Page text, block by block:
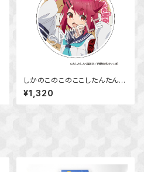
しかのこのこのここしたんたん
アクリルコースター 猫山田 根
子
¥1,320